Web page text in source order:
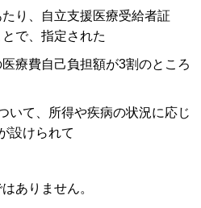
り、自立支援医療受給者証
で、指定された
療費自己負担額が3割のところ
て、所得や疾病の状況に応じ
設けられて
ありません。